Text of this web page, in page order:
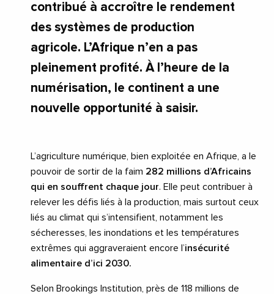
contribué à accroître le rendement
des systèmes de production
agricole. L’Afrique n’en a pas
pleinement profité. À l’heure de la
numérisation, le continent a une
nouvelle opportunité à saisir.
L’agriculture numérique, bien exploitée en Afrique, a le
pouvoir de sortir de la faim 282 millions d’Africains
qui en souffrent chaque jour. Elle peut contribuer à
relever les défis liés à la production, mais surtout ceux
liés au climat qui s’intensifient, notamment les
sécheresses, les inondations et les températures
extrêmes qui aggraveraient encore l’insécurité
alimentaire d’ici 2030.
Selon Brookings Institution, près de 118 millions de